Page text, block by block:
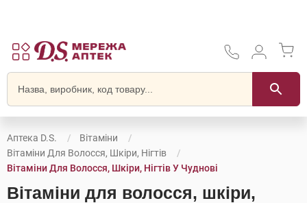
Аптека D.S.
Вітаміни
Вітаміни Для Волосся, Шкіри, Нігтів
Вітаміни Для Волосся, Шкіри, Нігтів У Чуднові
Вітаміни для волосся, шкіри,